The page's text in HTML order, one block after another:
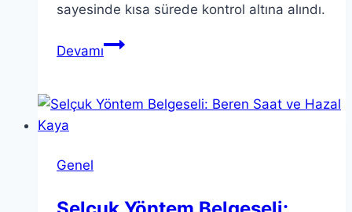
sayesinde kısa sürede kontrol altına alındı.
DevamıVersay
Çatı
Genel